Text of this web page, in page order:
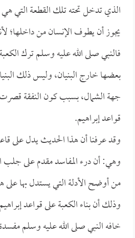
الذي تدخل تحته تلك القطعة التي هي
يجوز أن يطوف الإنسان من داخلها؛
فالنبي صلى الله عليه وسلم ترك
بعضها خارج البنيان، وليس ذلك
جهة الشمال، بسبب كون النفقة
قواعد إبراهيم.
وقد عرفنا أن هذا الحديث يدل على
وهي: أن درء المفاسد مقدم على جلب
من أوضح الأدلة التي يستدل بها على
وذلك أن بناء الكعبة على قواعد
خافه النبي صلى الله عليه وسلم